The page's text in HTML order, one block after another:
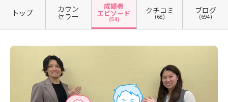
トップ カウン
セラー
成婚者
エピソード
(54)
クチコミ
(68)
ブログ
(694)